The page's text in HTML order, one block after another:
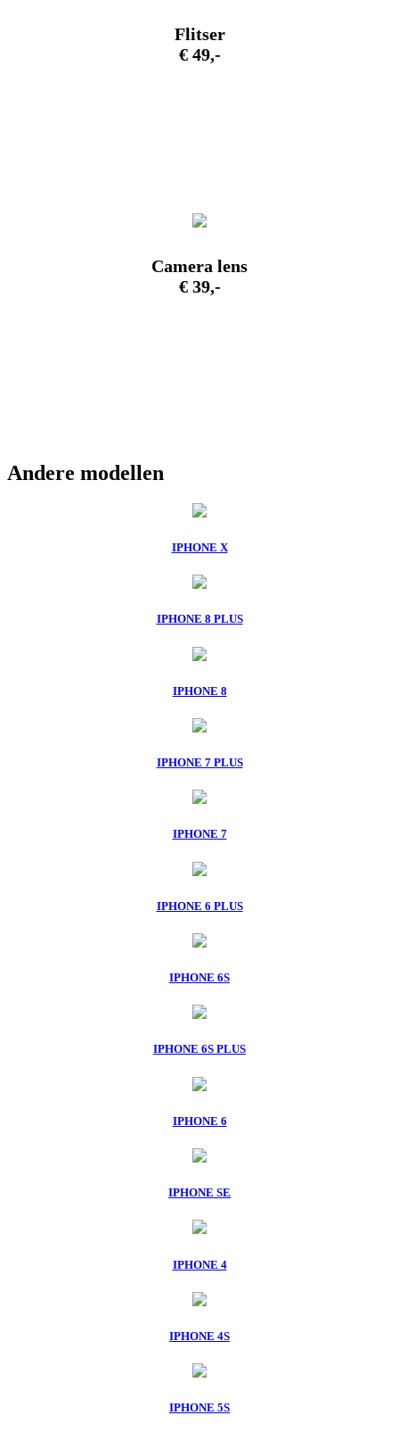
Flitser
€ 49,-
Camera lens
€ 39,-
Andere modellen
IPHONE X
IPHONE 8 PLUS
IPHONE 8
IPHONE 7 PLUS
IPHONE 7
IPHONE 6 PLUS
IPHONE 6S
IPHONE 6S PLUS
IPHONE 6
IPHONE SE
IPHONE 4
IPHONE 4S
IPHONE 5S